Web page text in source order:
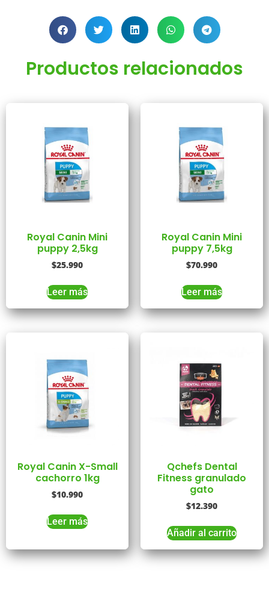
Productos relacionados
Royal Canin Mini
puppy 2,5kg
$25.990
Leer más
Royal Canin Mini
puppy 7,5kg
$70.990
Leer más
Royal Canin X-Small
cachorro 1kg
$10.990
Leer más
Qchefs Dental
Fitness granulado
gato
$12.390
Añadir al carrito